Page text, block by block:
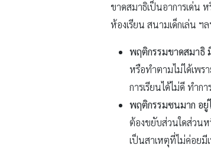
ขาดสมาธิเป็นอาการเด่น
ห้องเรียน สนามเด็กเล่น ฯ
พฤติกรรมขาดสมาธิ
หรือทำตามไม่ได้เพร
การเรียนได้ไม่ดี ทำก
พฤติกรรมซนมาก อยู่
ต้องขยับส่วนใดส่วนห
เป็นสาเหตุที่ไม่ค่อยมี